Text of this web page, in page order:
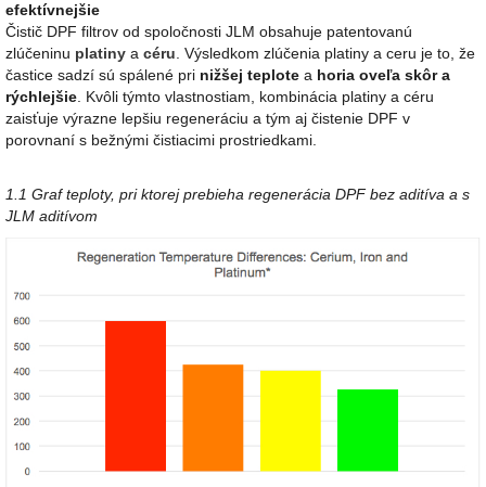
efektívnejšie
Čistič DPF filtrov od spoločnosti JLM obsahuje patentovanú
zlúčeninu platiny a céru . Výsledkom zlúčenia platiny a ceru je to, že
častice sadzí sú spálené pri nižšej teplote a horia oveľa skôr a
rýchlejšie . Kvôli týmto vlastnostiam, kombinácia platiny a céru
zaisťuje výrazne lepšiu regeneráciu a tým aj čistenie DPF v
porovnaní s bežnými čistiacimi prostriedkami.
1.1 Graf teploty, pri ktorej prebieha regenerácia DPF bez aditíva a s
JLM aditívom